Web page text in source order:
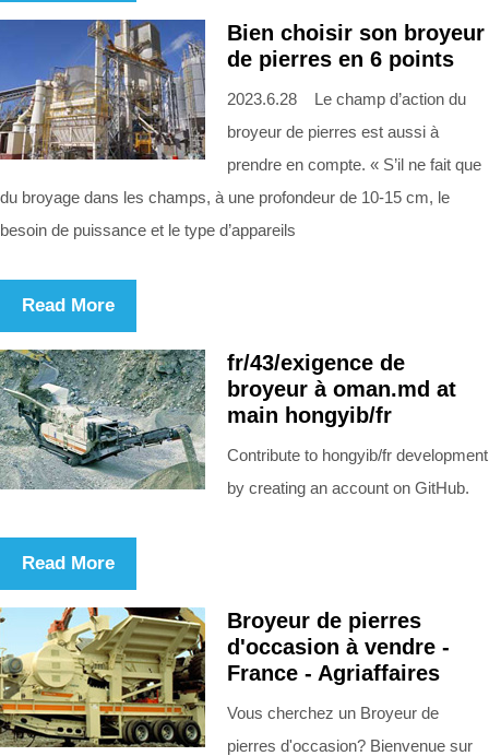
Bien choisir son broyeur
de pierres en 6 points
2023.6.28 Le champ d’action du
broyeur de pierres est aussi à
prendre en compte. « S’il ne fait que
du broyage dans les champs, à une profondeur de 10-15 cm, le
besoin de puissance et le type d’appareils
Read More
fr/43/exigence de
broyeur à oman.md at
main hongyib/fr
Contribute to hongyib/fr development
by creating an account on GitHub.
Read More
Broyeur de pierres
d'occasion à vendre -
France - Agriaffaires
Vous cherchez un Broyeur de
pierres d'occasion? Bienvenue sur